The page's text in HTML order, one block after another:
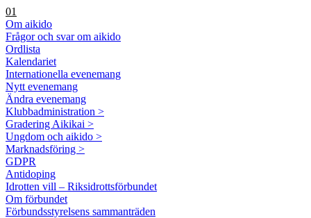
01
Om aikido
Frågor och svar om aikido
Ordlista
Kalendariet
Internationella evenemang
Nytt evenemang
Ändra evenemang
Klubbadministration >
Gradering Aikikai >
Ungdom och aikido >
Marknadsföring >
GDPR
Antidoping
Idrotten vill – Riksidrottsförbundet
Om förbundet
Förbundsstyrelsens sammanträden